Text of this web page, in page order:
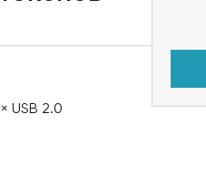
USB 2.0